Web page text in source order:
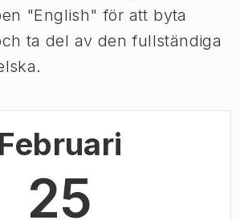
"English" för att byta
ta del av den fullständiga
Februari
25